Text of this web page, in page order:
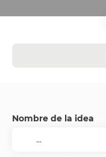
Nombre de la idea